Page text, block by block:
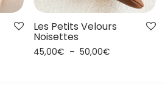
Les Petits Velours
Noisettes
45,00€ – 50,00€